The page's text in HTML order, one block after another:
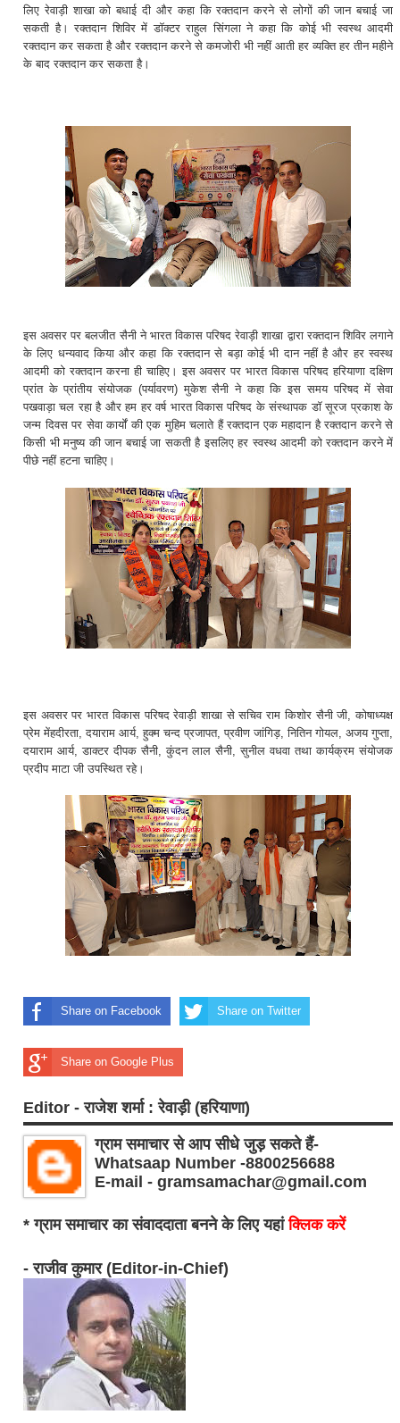
लिए रेवाड़ी शाखा को बधाई दी और कहा कि रक्तदान करने से लोगों की जान बचाई जा
सकती है। रक्तदान शिविर में डॉक्टर राहुल सिंगला ने कहा कि कोई भी स्वस्थ आदमी
रक्तदान कर सकता है और रक्तदान करने से कमजोरी भी नहीं आती हर व्यक्ति हर तीन महीने
के बाद रक्तदान कर सकता है।
इस अवसर पर बलजीत सैनी ने भारत विकास परिषद रेवाड़ी शाखा द्वारा रक्तदान शिविर लगाने
के लिए धन्यवाद किया और कहा कि रक्तदान से बड़ा कोई भी दान नहीं है और हर स्वस्थ
आदमी को रक्तदान करना ही चाहिए। इस अवसर पर भारत विकास परिषद हरियाणा दक्षिण
प्रांत के प्रांतीय संयोजक (पर्यावरण) मुकेश सैनी ने कहा कि इस समय परिषद में सेवा
पखवाड़ा चल रहा है और हम हर वर्ष भारत विकास परिषद के संस्थापक डॉ सूरज प्रकाश के
जन्म दिवस पर सेवा कार्यों की एक मुहिम चलाते हैं रक्तदान एक महादान है रक्तदान करने से
किसी भी मनुष्य की जान बचाई जा सकती है इसलिए हर स्वस्थ आदमी को रक्तदान करने में
पीछे नहीं हटना चाहिए।
इस अवसर पर भारत विकास परिषद रेवाड़ी शाखा से सचिव राम किशोर सैनी जी, कोषाध्यक्ष
प्रेम मेंहदीरता, दयाराम आर्य, हुक्म चन्द प्रजापत, प्रवीण जांगिड़, नितिन गोयल, अजय गुप्ता,
दयाराम आर्य, डाक्टर दीपक सैनी, कुंदन लाल सैनी, सुनील वधवा तथा कार्यक्रम संयोजक
प्रदीप माटा जी उपस्थित रहे।
Share on Facebook Share on Twitter
Share on Google Plus
Editor - राजेश शर्मा : रेवाड़ी (हरियाणा)
ग्राम समाचार से आप सीधे जुड़ सकते हैं-
Whatsaap Number -8800256688
E-mail - gramsamachar@gmail.com
* ग्राम समाचार का संवाददाता बनने के लिए यहांक्लिक करें
- राजीव कुमार (Editor-in-Chief)